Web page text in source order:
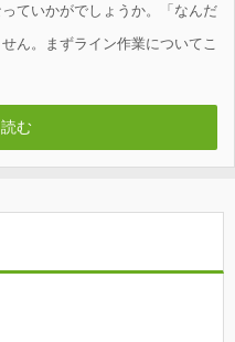
ていかがでしょうか。「なんだ
ん。まずライン作業についてこ
む